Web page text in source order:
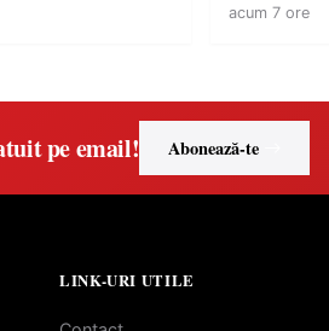
acum 7 ore
pe email! Abonează-te
LINK-URI UTILE